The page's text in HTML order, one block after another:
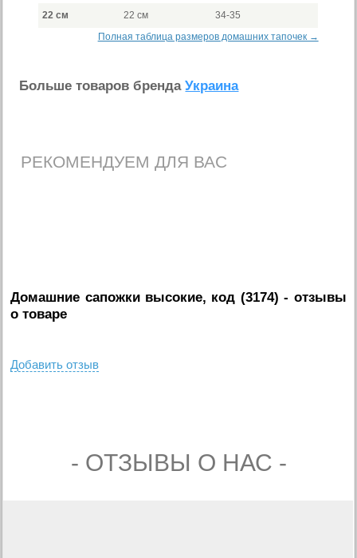
22 см 22 см
34-35
Полная таблица размеров домашних тапочек →
Больше товаров брендаУкраина
РЕКОМЕНДУЕМ ДЛЯ ВАС
Домашние сапожки высокие, код (3174) - отзывы
о товаре
Добавить отзыв
- ОТЗЫВЫ О НАС -